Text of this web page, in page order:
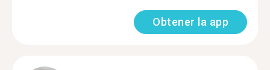
Obtener la app